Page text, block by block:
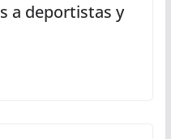
a deportistas y